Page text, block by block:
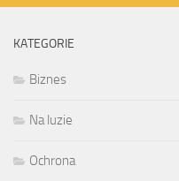
KATEGORIE
Biznes
Na luzie
Ochrona